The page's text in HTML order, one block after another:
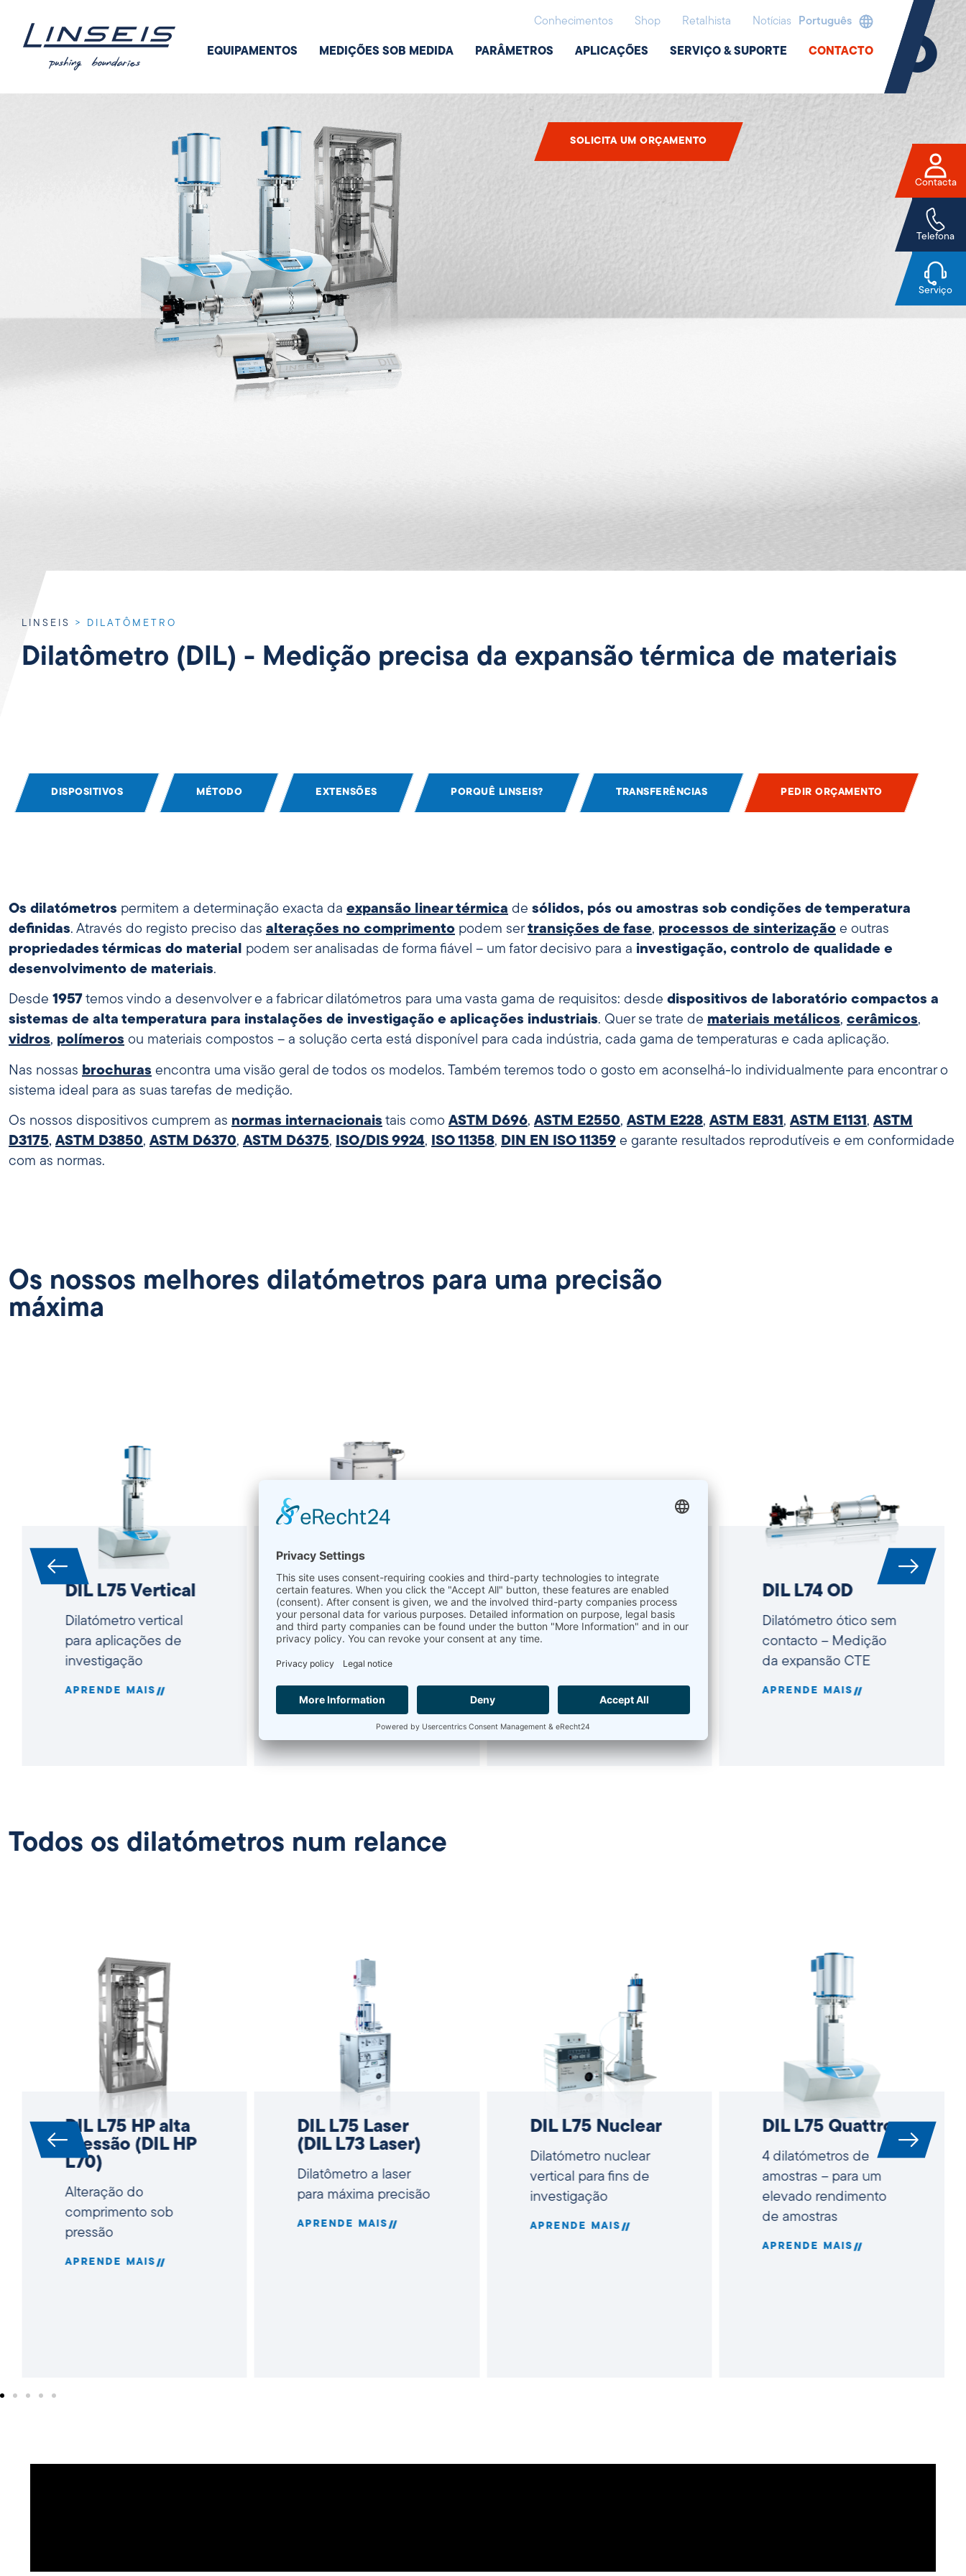
Conhecimentos Shop Retalhista Notícias Português
EQUIPAMENTOS MEDIÇÕES SOB MEDIDA PARÂMETROS APLICAÇÕES SERVIÇO & SUPORTE CONTACTO
Dilatômetro
SOLICITA UM ORÇAMENTO
LINSEIS > DILATÔMETRO
Dilatômetro (DIL) - Medição precisa da expansão térmica de materiais
DISPOSITIVOS MÉTODO EXTENSÕES PORQUÊ LINSEIS? TRANSFERÊNCIAS PEDIR ORÇAMENTO
Os dilatómetros permitem a determinação exacta da expansão linear térmica de sólidos, pós ou amostras sob condições de temperatura
definidas. Através do registo preciso das alterações no comprimento podem sertransições de fase, processos de sinterização e outras
propriedades térmicas do material podem ser analisadas de forma fiável – um fator decisivo para a investigação, controlo de qualidade e
desenvolvimento de materiais.
Desde 1957 temos vindo a desenvolver e a fabricar dilatómetros para uma vasta gama de requisitos: desde dispositivos de laboratório compactos a
sistemas de alta temperatura para instalações de investigação e aplicações industriais. Quer se trate de materiais metálicos, cerâmicos,
vidros, polímeros ou materiais compostos – a solução certa está disponível para cada indústria, cada gama de temperaturas e cada aplicação.
Nas nossas brochuras encontra uma visão geral de todos os modelos. Também teremos todo o gosto em aconselhá-lo individualmente para encontrar o
sistema ideal para as suas tarefas de medição.
Os nossos dispositivos cumprem as normas internacionais tais como ASTM D696, ASTM E2550, ASTM E228, ASTM E831, ASTM E1131, ASTM
D3175, ASTM D3850, ASTM D6370, ASTM D6375, ISO/DIS 9924, ISO 11358, DIN EN ISO 11359 e garante resultados reprodutíveis e em conformidade
com as normas.
Os nossos melhores dilatómetros para uma precisão
máxima
DIL L75 Vertical
Dilatómetro vertical
para aplicações de
investigação
APRENDE MAIS
DIL L78 RITA
Dilatómetro de
têmpera e de
formação / Diagramas
ZTU- TTT- CCT- CHT
DIL L75
Horizontal
Dilatómetro horizontal
DIL L74 OD
Dilatómetro ótico sem
contacto – Medição
da expansão CTE
APRENDE MAIS
Todos os dilatómetros num relance
DIL L75 HP alta
pressão (DIL HP
L70)
Alteração do
comprimento sob
pressão
APRENDE MAIS
DIL L75 Laser
(DIL L73 Laser)
Dilatômetro a laser
para máxima precisão
APRENDE MAIS
DIL L75 Nuclear
Dilatómetro nuclear
vertical para fins de
investigação
APRENDE MAIS
DIL L75 Quattro
4 dilatómetros de
amostras – para um
elevado rendimento
de amostras
APRENDE MAIS
Contacta
Telefona
Serviço